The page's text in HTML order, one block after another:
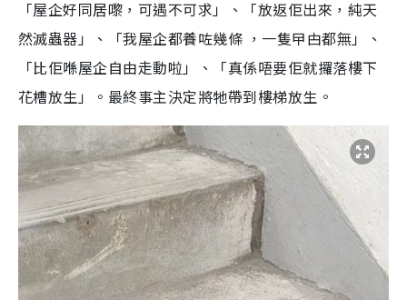
「屋企好同居嚟，可遇不可求」、「放返佢出來，純天
然滅蟲器」、「我屋企都養咗幾條 ，一隻曱甴都無」、
「比佢喺屋企自由走動啦」、「真係唔要佢就攞落樓下
花槽放生」。最終事主決定將牠帶到樓梯放生。